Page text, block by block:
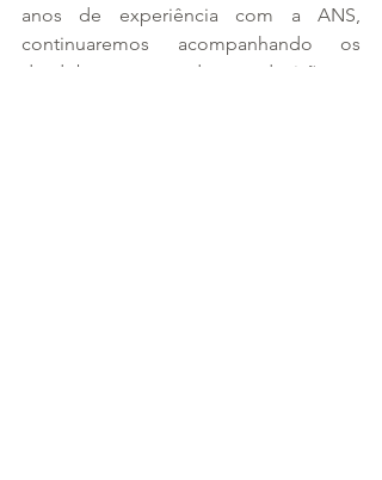
anos de experiência com a ANS,
continuaremos acompanhando os
desdobramentos dessa decisão e